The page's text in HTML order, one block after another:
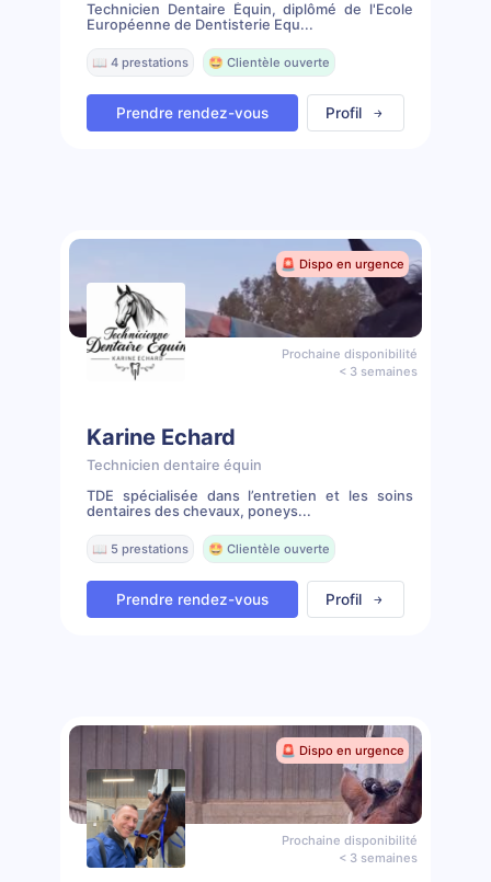
Technicien Dentaire Équin, diplômé de l'Ecole
Européenne de Dentisterie Equ...
📖 4 prestations 🤩 Clientèle ouverte
Prendre rendez-vous Profil
🚨 Dispo en urgence
Prochaine disponibilité
< 3 semaines
Karine Echard
Technicien dentaire équin
TDE spécialisée dans l’entretien et les soins
dentaires des chevaux, poneys...
📖 5 prestations 🤩 Clientèle ouverte
Prendre rendez-vous Profil
🚨 Dispo en urgence
Prochaine disponibilité
< 3 semaines